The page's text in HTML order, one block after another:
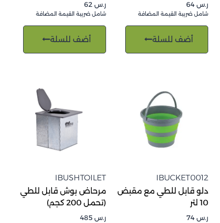
ر.س
شامل ضريبة القيمة المضافة
أضف للسلة
ر.س
شامل ضريبة القيمة المضافة
أضف للسلة
IBUCKET0012
دلو قابل للطي مع مقبض
10 لتر
ر.س
IBUSHTOILET
مرحاض بوش قابل للطي
(تحمل 200 كجم)
ر.س